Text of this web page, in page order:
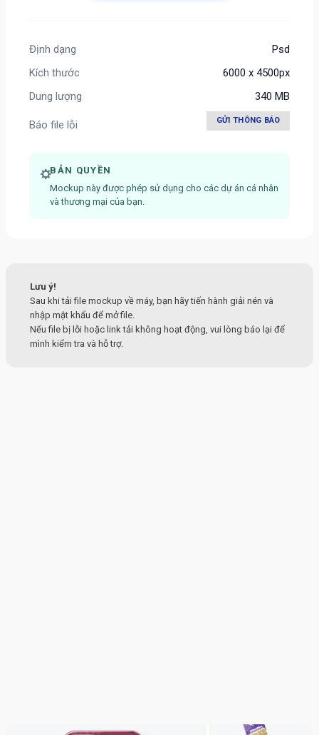
Định dạng
Psd
Kích thước
6000 x 4500px
Dung lượng
340 MB
Báo file lỗi GỬI THÔNG BÁO
BẢN QUYỀN
Mockup này được phép sử dụng cho các dự án cá nhân
và thương mại của bạn.
Lưu ý!
Sau khi tải file mockup về máy, bạn hãy tiến hành giải nén và
nhập mật khẩu để mở file.
Nếu file bị lỗi hoặc link tải không hoạt động, vui lòng báo lại để
mình kiểm tra và hỗ trợ.